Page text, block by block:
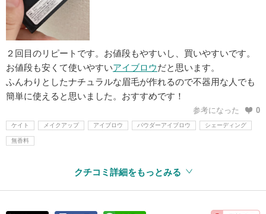
２回目のリピートです。お値段もやすいし、買いやすいです。
お値段も安くて使いやすいアイブロウだと思います。
ふんわりとしたナチュラルな眉毛が作れるので不器用な人でも
簡単に使えると思いました。おすすめです！
参考になった 0
ケイト メイクアップ アイブロウ パウダーアイブロウ シェーディング
無香料
クチコミ詳細をもっとみる